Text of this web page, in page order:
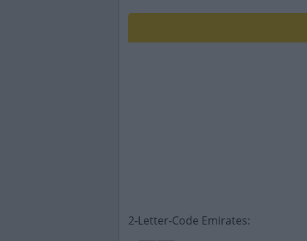
2-Letter-Code Emirates: